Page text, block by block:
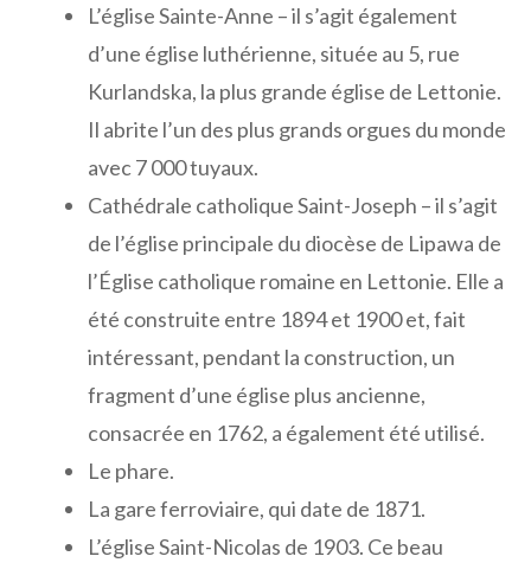
L’église Sainte-Anne – il s’agit également
d’une église luthérienne, située au 5, rue
Kurlandska, la plus grande église de Lettonie.
Il abrite l’un des plus grands orgues du monde
avec 7 000 tuyaux.
Cathédrale catholique Saint-Joseph – il s’agit
de l’église principale du diocèse de Lipawa de
l’Église catholique romaine en Lettonie. Elle a
été construite entre 1894 et 1900 et, fait
intéressant, pendant la construction, un
fragment d’une église plus ancienne,
consacrée en 1762, a également été utilisé.
Le phare.
La gare ferroviaire, qui date de 1871.
L’église Saint-Nicolas de 1903. Ce beau